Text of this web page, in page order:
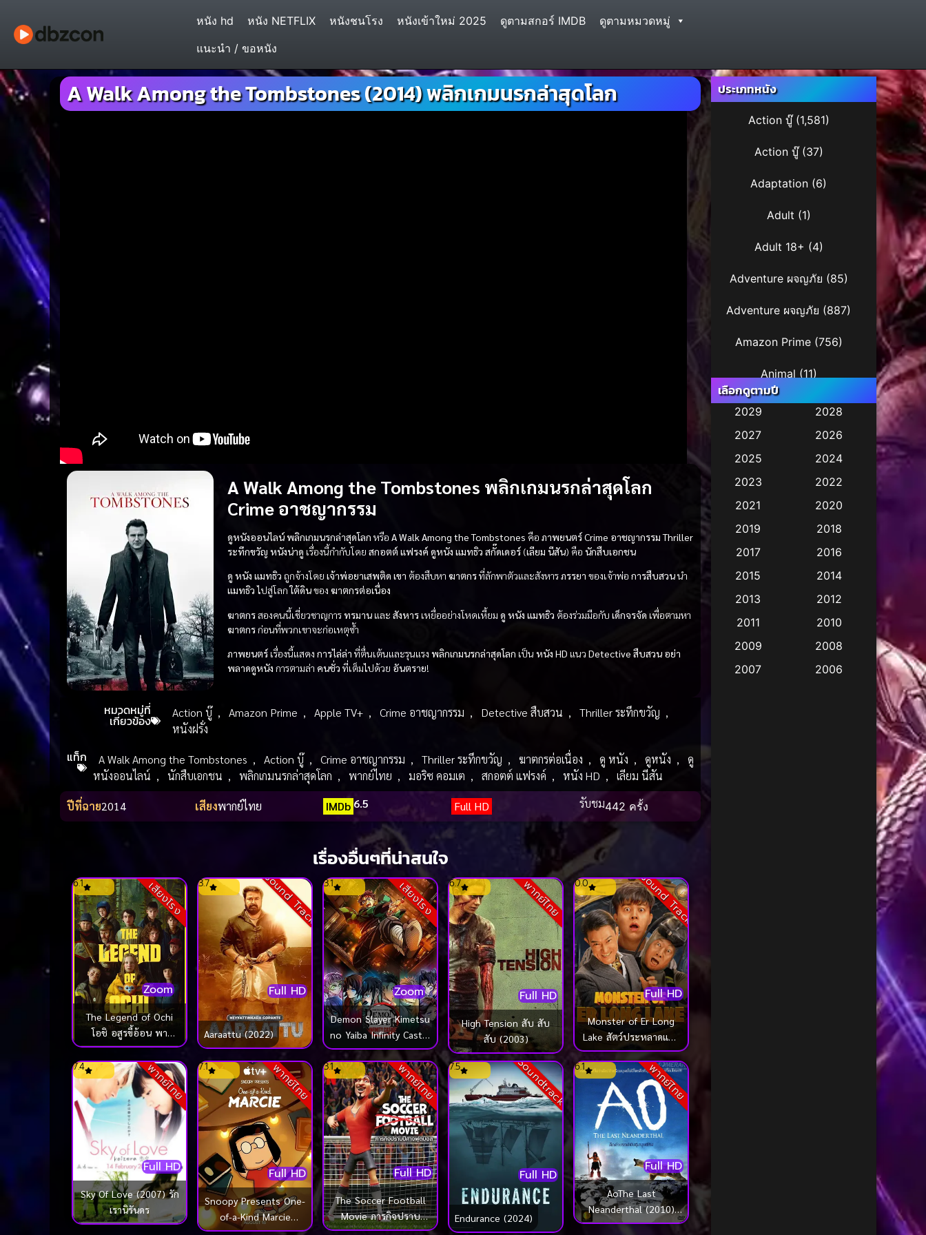
หนัง hd หนัง NETFLIX หนังชนโรง หนังเข้าใหม่ 2025 ดูตามสกอร์ IMDB
ดูตามหมวดหมู่
แนะนำ / ขอหนัง
A Walk Among the Tombstones (2014) พลิกเกมนรกล่าสุดโลก
A Walk Among the Tombstones พลิกเกมนรกล่าสุดโลก
Crime อาชญากรรม
ดูหนังออนไลน์ พลิกเกมนรกล่าสุดโลก หรือ A Walk Among the Tombstones คือ ภาพยนตร์Crime อาชญากรรมThriller
ระทึกขวัญ หนังน่าดู เรื่องนี้กำกับโดย สกอตต์ แฟรงค์ดูหนัง แมทธิว สกั๊ดเดอร์(เลียม นีสัน) คือ นักสืบเอกชน
ดู หนัง แมทธิว ถูกจ้างโดย เจ้าพ่อยาเสพติด เขา ต้องสืบหา ฆาตกรที่ลักพาตัวและสังหารภรรยา ของเจ้าพ่อ การสืบสวนนำ
แมทธิวไปสู่โลกใต้ดินของ ฆาตกรต่อเนื่อง
ฆาตกรสองคนนี้เชี่ยวชาญการทรมานและ สังหารเหยื่ออย่างโหดเหี้ยม ดู หนัง แมทธิว ต้องร่วมมือกับ เด็กจรจัด เพื่อตามหา
ฆาตกรก่อนที่พวกเขาจะก่อเหตุซ้ำ
ภาพยนตร์เรื่องนี้แสดง การไล่ล่า ที่ตื่นเต้นและรุนแรง พลิกเกมนรกล่าสุดโลก เป็น หนัง HD แนว Detective สืบสวน อย่า
พลาดดูหนัง การตามล่า คนชั่ว ที่เต็มไปด้วย อันตราย!
หมวดหมู่ที่
เกี่ยวข้อง
Action บู๊ , Amazon Prime , Apple TV+ , Crime อาชญากรรม , Detective สืบสวน , Thriller ระทึกขวัญ ,
หนังฝรั่ง
แท็ก A Walk Among the Tombstones , Action บู๊ , Crime อาชญากรรม , Thriller ระทึกขวัญ , ฆาตกรต่อเนื่อง , ดู หนัง , ดูหนัง ,
ดู
หนังออนไลน์ , นักสืบเอกชน , พลิกเกมนรกล่าสุดโลก , พากย์ไทย , มอริซ คอมเต , สกอตต์ แฟรงค์ , หนัง HD , เลียม นีสัน
ปีที่ฉาย2014 เสียงพากย์ไทย IMDb 6.5 Full HD รับชม442 ครั้ง
เรื่องอื่นๆที่น่าสนใจ
เสียงโรง
Zoom
6.1
The Legend of Ochi
โอชิ อสูรขี้อ้อน พา
‘น้อน’ กลับบ้าน (2025)
Sound Track
Full HD
3.7
Aaraattu (2022)
เสียงโรง
Zoom
3.1
Demon Slayer Kimetsu
no Yaiba Infinity Castle
ดาบพิฆาตอสูร ภาค
ปราสาทไร้ขอบเขต
(2025)
พากย์ไทย
Full HD
6.7
High Tension สับ สับ
สับ (2003)
Sound Track
Full HD
0.0
Monster of Er Long
Lake สัตว์ประหลาดแห่ง
ทะเลสาบเอ๋อหลง (2025)
พากย์ไทย
Full HD
7.4
Sky Of Love (2007) รัก
เรานิรันดร
พากย์ไทย
Full HD
7.1
Snoopy Presents One-
of-a-Kind Marcie
(2023)
พากย์ไทย
Full HD
3.1
The Soccer Football
Movie ภารกิจปราบ
ปีศาจฟุตบอล (2022)
Soundtrack
Full HD
7.5
Endurance (2024)
พากย์ไทย
Full HD
6.1
AoThe Last
Neanderthal (2010)
ดึกดำบรรพ์พันธุ์มนุษย์หิน
ประเภทหนัง
Action บู๊(1,581)
Action บู๊(37)
Adaptation (6)
Adult (1)
Adult 18+ (4)
Adventure ผจญภัย (85)
Adventure ผจญภัย (887)
Amazon Prime(756)
Animal (11)
Animation การ์ตูน(245)
Animation การ์ตูน(29)
Animation อนิเมชั่น(1)
Animation แอนิเมชัน (1)
Anthology (2)
Apple TV (17)
เลือกดูตามปี
2029
2028
2027
2026
2025
2024
2023
2022
2021
2020
2019
2018
2017
2016
2015
2014
2013
2012
2011
2010
2009
2008
2007
2006